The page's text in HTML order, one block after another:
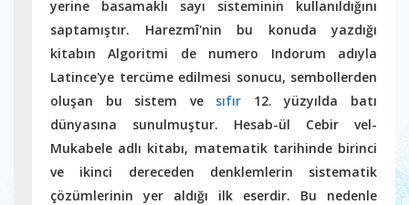
yerine basamaklı sayı sisteminin kullanıldığını
saptamıştır. Harezmî'nin bu konuda yazdığı
kitabın Algoritmi de numero Indorum adıyla
Latince'ye tercüme edilmesi sonucu, sembollerden
oluşan bu sistem ve sıfır 12. yüzyılda batı
dünyasına sunulmuştur. Hesab-ül Cebir vel-
Mukabele adlı kitabı, matematik tarihinde birinci
ve ikinci dereceden denklemlerin sistematik
çözümlerinin yer aldığı ilk eserdir. Bu nedenle